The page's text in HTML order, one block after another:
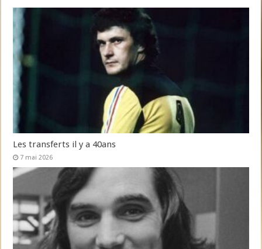
Les transferts il y a 40ans
7 mai 2026